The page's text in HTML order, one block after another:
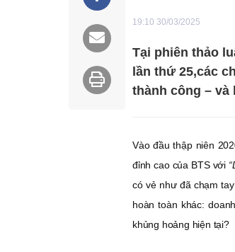
19:10 30/03/2025
Tại phiên thảo
lần thứ 25,các
thành công – và
Vào đầu thập niên
đỉnh cao của BTS với
có vẻ như đã chạm
hoàn toàn khác:
khủng hoảng hiện tại?